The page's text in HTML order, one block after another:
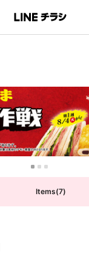
Items(7)